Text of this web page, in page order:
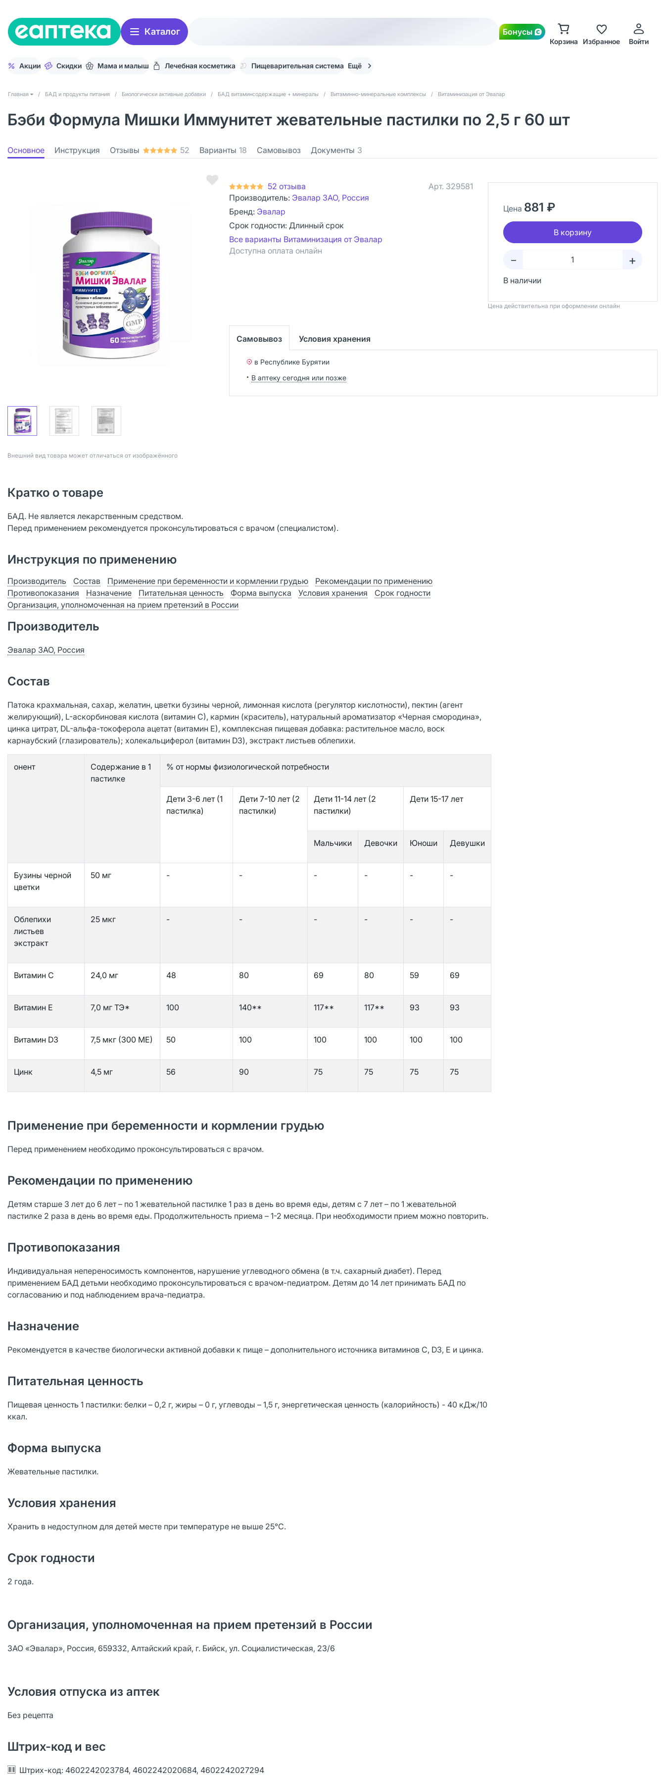
Каталог Бонусы
Корзина Избранное Войти
Акции Скидки Мама и малыш Лечебная косметика Пищеварительная система Ещё
Главная / БАД и продукты питания / Биологически активные добавки / БАД витаминсодержащие + минералы / Витаминно-минеральные комплексы / Витаминизация от Эвалар
Бэби Формула Мишки Иммунитет жевательные пастилки по 2,5 г 60 шт
Основное Инструкция Отзывы 52 Варианты 18 Самовывоз Документы 3
Bнешний вид товара может отличаться от изображённого
52 отзыва Арт. 329581
Производитель: Эвалар ЗАО, Россия
Бренд: Эвалар
Срок годности: Длинный срок
Все варианты Витаминизация от Эвалар
Доступна оплата онлайн
Цена 881 ₽
В корзину
– +
В наличии
Цена действительна при оформлении онлайн
Самовывоз Условия хранения
в Республике Бурятии
В аптеку сегодня или позже
Кратко о товаре
БАД. Не является лекарственным средством.
Перед применением рекомендуется проконсультироваться с врачом (специалистом).
Инструкция по применению
Производитель Состав Применение при беременности и кормлении грудью
Рекомендации по применению
Противопоказания
Назначение Питательная ценность Форма выпуска Условия хранения
Срок годности
Организация, уполномоченная на прием претензий в России
Производитель
Эвалар ЗАО, Россия
Состав
Патока крахмальная, сахар, желатин, цветки бузины черной, лимонная кислота (регулятор кислотности), пектин (агент
желирующий), L-аскорбиновая кислота (витамин С), кармин (краситель), натуральный ароматизатор «Черная смородина»,
цинка цитрат, DL-альфа-токоферола ацетат (витамин Е), комплексная пищевая добавка: растительное масло, воск
карнаубский (глазирователь); холекальциферол (витамин D3), экстракт листьев облепихи.
онент
Содержание в 1
пастилке
% от нормы физиологической потребности
Дети 3-6 лет (1
пастилка)
Дети 7-10 лет (2
пастилки)
Дети 11-14 лет (2
пастилки)
Дети 15-17 лет
Мальчики Девочки Юноши Девушки
Бузины черной
цветки
50 мг - - - - - -
Облепихи
листьев
экстракт
25 мкг - - - - - -
Витамин С 24,0 мг 48 80 69 80 59 69
Витамин Е 7,0 мг ТЭ* 100 140** 117** 117** 93 93
Витамин D3 7,5 мкг (300 МЕ) 50 100 100 100 100 100
Цинк 4,5 мг 56 90 75 75 75 75
Применение при беременности и кормлении грудью
Перед применением необходимо проконсультироваться с врачом.
Рекомендации по применению
Детям старше 3 лет до 6 лет – по 1 жевательной пастилке 1 раз в день во время еды, детям с 7 лет – по 1 жевательной
пастилке 2 раза в день во время еды. Продолжительность приема – 1-2 месяца. При необходимости прием можно повторить.
Противопоказания
Индивидуальная непереносимость компонентов, нарушение углеводного обмена (в т.ч. сахарный диабет). Перед
применением БАД детьми необходимо проконсультироваться с врачом-педиатром. Детям до 14 лет принимать БАД по
согласованию и под наблюдением врача-педиатра.
Назначение
Рекомендуется в качестве биологически активной добавки к пище – дополнительного источника витаминов С, D3, Е и цинка.
Питательная ценность
Пищевая ценность 1 пастилки: белки – 0,2 г, жиры – 0 г, углеводы – 1,5 г, энергетическая ценность (калорийность) - 40 кДж/10
ккал.
Форма выпуска
Жевательные пастилки.
Условия хранения
Хранить в недоступном для детей месте при температуре не выше 25°С.
Срок годности
2 года.
Организация, уполномоченная на прием претензий в России
ЗАО «Эвалар», Россия, 659332, Алтайский край, г. Бийск, ул. Социалистическая, 23/6
Условия отпуска из аптек
Без рецепта
Штрих-код и вес
Штрих-код: 4602242023784, 4602242020684, 4602242027294